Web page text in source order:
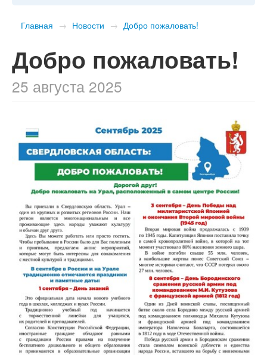
Главная → Новости → Добро пожаловать!
Добро пожаловать!
25 августа 2025